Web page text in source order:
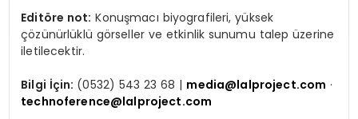
Editöre not: Konuşmacı biyografileri, yüksek
çözünürlüklü görseller ve etkinlik sunumu talep üzerine
iletilecektir.
Bilgi İçin: (0532) 543 23 68 | media@lalproject.com ·
technoference@lalproject.com